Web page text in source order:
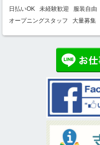
日払いOK
未経験歓迎 服装自由
オープニングスタッフ
大量募集